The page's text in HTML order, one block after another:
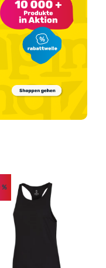
Classic T Women
%